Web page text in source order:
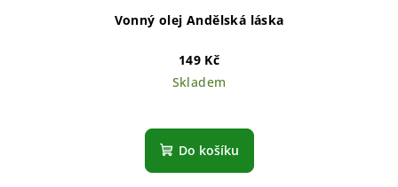
Vonný olej Andělská láska
149 Kč
Skladem
Do košíku